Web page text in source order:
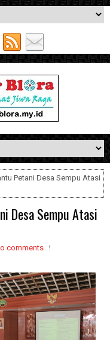
Petani Desa Sempu Atasi
Desa Sempu Atasi
comments